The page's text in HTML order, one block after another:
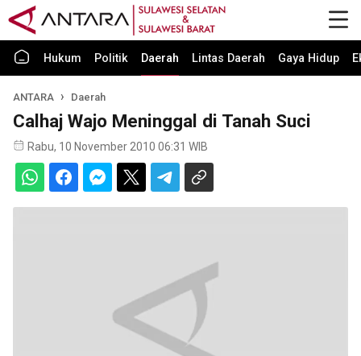
Hukum Politik Daerah Lintas Daerah Gaya Hidup
ANTARA Daerah
Calhaj Wajo Meninggal di Tanah Suci
Rabu, 10 November 2010 06:31 WIB